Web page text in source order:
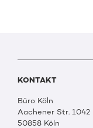
KONTAKT
Büro Köln
Aachener Str. 1042
50858 Köln